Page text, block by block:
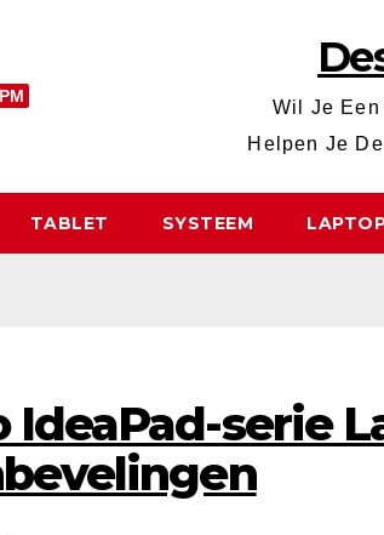
Wil Je
Helpen Je
TABLET SYSTEEM
IdeaPad-serie